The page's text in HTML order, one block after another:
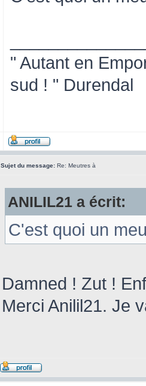
" Autant en
sud ! " Durendal
Sujet du message: Re: Meutres à
ANILIL21 a écrit:
C'est quoi un
Damned ! Zut !
Merci Anilil21. Je